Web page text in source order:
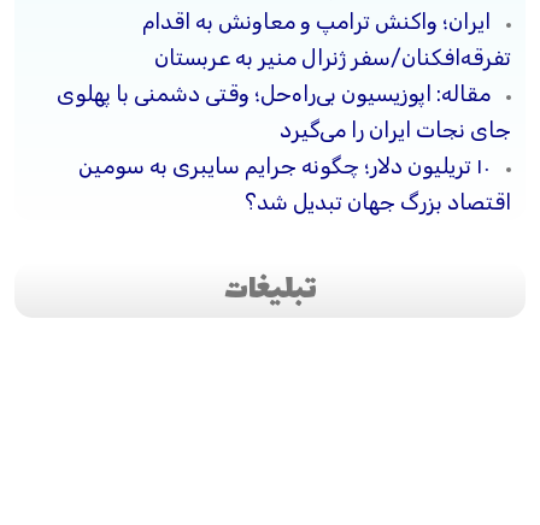
ایران؛ واکنش ترامپ و معاونش به اقدام
تفرقه‌افکنان/سفر ژنرال منیر به عربستان
مقاله: اپوزیسیون بی‌راه‌حل؛ وقتی دشمنی با پهلوی
جای نجات ایران را می‌گیرد
۱۰ تریلیون دلار؛ چگونه جرایم سایبری به سومین
اقتصاد بزرگ جهان تبدیل شد؟
تبلیغات